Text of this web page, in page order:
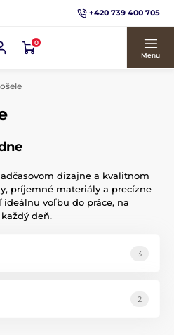
+420 739 400 705
0
Menu
dizajne a kvalitnom
príjemné materiály a precízne
voľbu do práce, na
deň.
3
2